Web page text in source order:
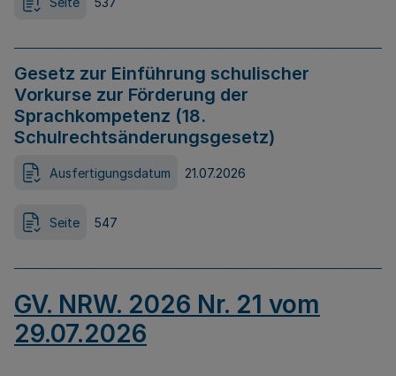
Gesetz zur Einführung schulischer
Vorkurse zur Förderung der
Sprachkompetenz (18.
Schulrechtsänderungsgesetz)
Ausfertigungsdatum 21.07.2026
Seite 547
GV. NRW. 2026 Nr. 21 vom
29.07.2026